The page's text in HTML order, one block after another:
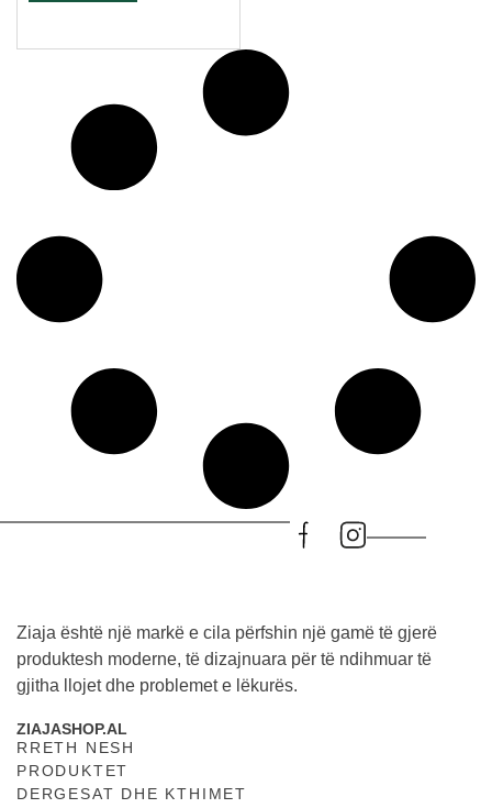
Ziaja është një markë e cila përfshin një gamë të gjerë
produktesh moderne, të dizajnuara për të ndihmuar të
gjitha llojet dhe problemet e lëkurës.
ZIAJASHOP.AL
RRETH NESH
PRODUKTET
DERGESAT DHE KTHIMET